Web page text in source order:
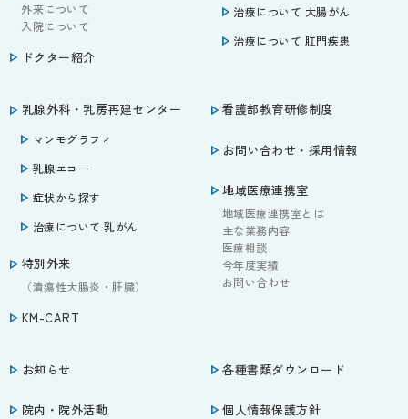
外来について
入院について
ドクター紹介
治療について 大腸がん
治療について 肛門疾患
乳腺外科・乳房再建センター
マンモグラフィ
乳腺エコー
症状から探す
治療について 乳がん
特別外来
（潰瘍性大腸炎・肝臓）
KM-CART
看護部教育研修制度
お問い合わせ・採用情報
地域医療連携室
地域医療連携室とは
主な業務内容
医療相談
今年度実績
お問い合わせ
お知らせ
院内・院外活動
各種書類ダウンロード
個人情報保護方針